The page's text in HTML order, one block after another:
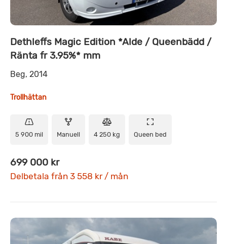
Dethleffs Magic Edition *Alde / Queenbädd /
Ränta fr 3.95%* mm
Beg, 2014
Trollhättan
5 900 mil Manuell 4 250 kg Queen bed
699 000 kr
Delbetala från 3 558 kr / mån